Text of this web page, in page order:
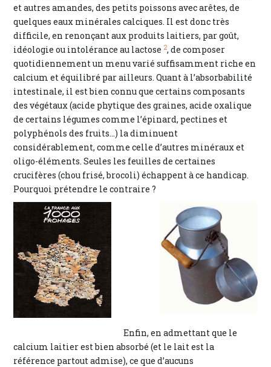
et autres amandes, des petits poissons avec arêtes, de
quelques eaux minérales calciques. Il est donc très
difficile, en renonçant aux produits laitiers, par goût,
idéologie ou intolérance au lactose 2, de composer
quotidiennement un menu varié suffisamment riche en
calcium et équilibré par ailleurs. Quant à l’absorbabilité
intestinale, il est bien connu que certains composants
des végétaux (acide phytique des graines, acide oxalique
de certains légumes comme l’épinard, pectines et
polyphénols des fruits…) la diminuent
considérablement, comme celle d’autres minéraux et
oligo-éléments. Seules les feuilles de certaines
crucifères (chou frisé, brocoli) échappent à ce handicap.
Pourquoi prétendre le contraire ?
Enfin, en admettant que le
calcium laitier est bien absorbé (et le lait est la
référence partout admise), ce que d’aucuns